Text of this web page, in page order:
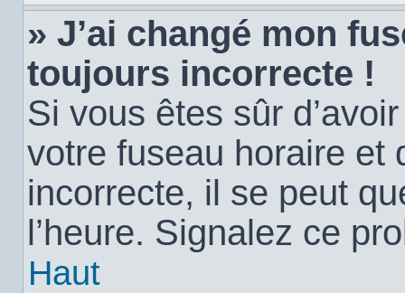
» J’ai changé mon
toujours incorrecte !
Si vous êtes sûr
votre fuseau horaire et
incorrecte, il se peut
l’heure. Signalez ce
Haut